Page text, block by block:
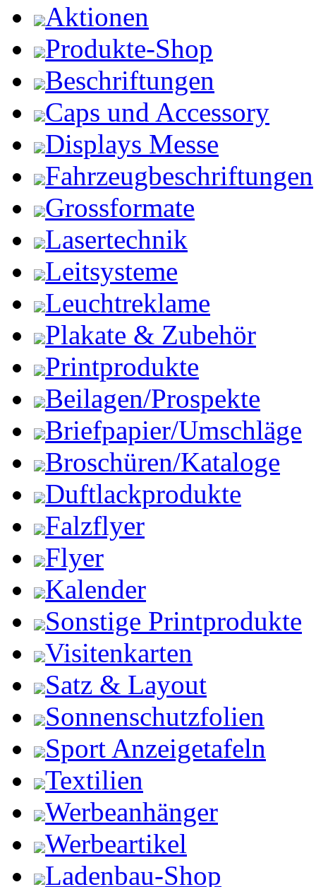
Aktionen
Produkte-Shop
Beschriftungen
Caps und Accessory
Displays Messe
Fahrzeugbeschriftungen
Grossformate
Lasertechnik
Leitsysteme
Leuchtreklame
Plakate & Zubehör
Printprodukte
Beilagen/Prospekte
Briefpapier/Umschläge
Broschüren/Kataloge
Duftlackprodukte
Falzflyer
Flyer
Kalender
Sonstige Printprodukte
Visitenkarten
Satz & Layout
Sonnenschutzfolien
Sport Anzeigetafeln
Textilien
Werbeanhänger
Werbeartikel
Ladenbau-Shop